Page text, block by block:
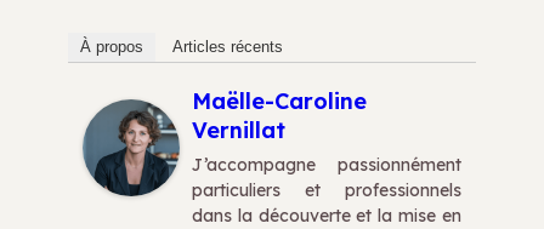
À propos Articles récents
Maëlle-Caroline
Vernillat
J’accompagne passionnément
particuliers et professionnels
dans la découverte et la mise en